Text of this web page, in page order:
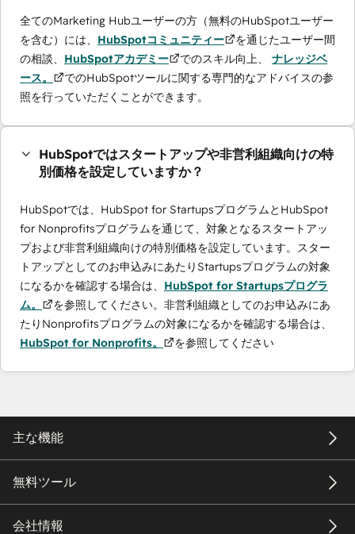
全てのMarketing Hubユーザーの方（無料のHubSpotユーザー
を含む）には、 HubSpotコミュニティー
を通じたユーザー間
の相談、 HubSpotアカデミー でのスキル向上、 ナレッジベ
ース。
でのHubSpotツールに関する専門的なアドバイスの参
照を行っていただくことができます。
HubSpotではスタートアップや非営利組織向けの特
別価格を設定していますか？
HubSpotでは、HubSpot for StartupsプログラムとHubSpot
for Nonprofitsプログラムを通じて、対象となるスタートアッ
プおよび非営利組織向けの特別価格を設定しています。スター
トアップとしてのお申込みにあたりStartupsプログラムの対象
になるかを確認する場合は、 HubSpot for Startupsプログラ
ム。
を参照してください。非営利組織としてのお申込みにあ
たりNonprofitsプログラムの対象になるかを確認する場合は、
HubSpot for Nonprofits。
を参照してください
主な機能
無料ツール
会社情報